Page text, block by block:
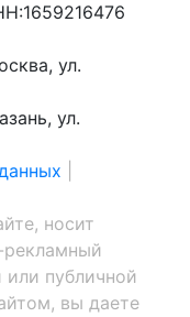
ул.
ул.
носит
или публичной
вы даете